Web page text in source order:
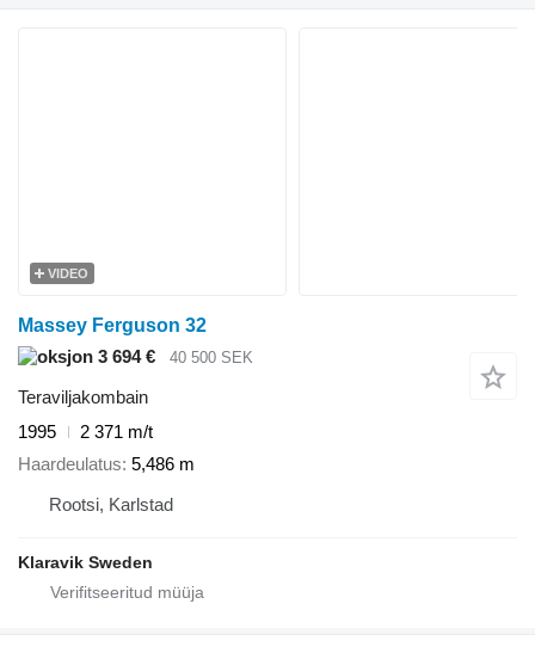
VIDEO
Massey Ferguson 32
3 694 €
40 500 SEK
Teraviljakombain
1995
2 371 m/t
Haardeulatus 5,486 m
Rootsi, Karlstad
Klaravik Sweden